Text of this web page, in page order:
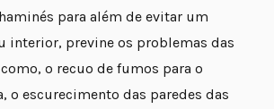
para além de evitar um
interior, previne os problemas das
o recuo de fumos para o
o escurecimento das paredes das